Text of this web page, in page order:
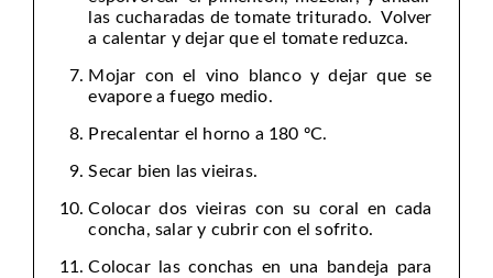
las cucharadas de tomate triturado. Volver
a calentar y dejar que el tomate reduzca.
Mojar con el vino blanco y dejar que se
evapore a fuego medio.
Precalentar el horno a 180 ºC.
Secar bien las vieiras.
Colocar dos vieiras con su coral en cada
concha, salar y cubrir con el sofrito.
Colocar las conchas en una bandeja para